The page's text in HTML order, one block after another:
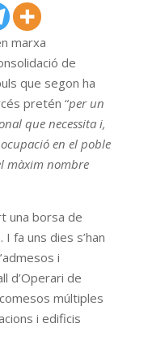
marxa
de
que segon ha
pretén “per un
que necessita i,
en el poble
màxim nombre
una borsa de
I fa uns dies s’han
i
d’Operari de
múltiples
i edificis